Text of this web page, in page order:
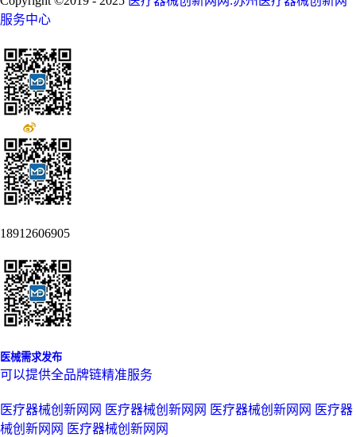
服务中心
18912606905
医械需求发布
可以提供全品牌链精准服务
医疗器械创新网网 医疗器械创新网网 医疗器械创新网网 医疗器
械创新网网 医疗器械创新网网